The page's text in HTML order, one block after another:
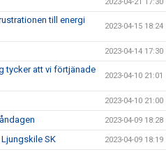
till energi
2023-04-15 18:24
2023-04-14 17:30
tycker att vi förtjänade
2023-04-10 21:01
2023-04-10 21:00
2023-04-09 18:28
SK 2023-04-09 18:19